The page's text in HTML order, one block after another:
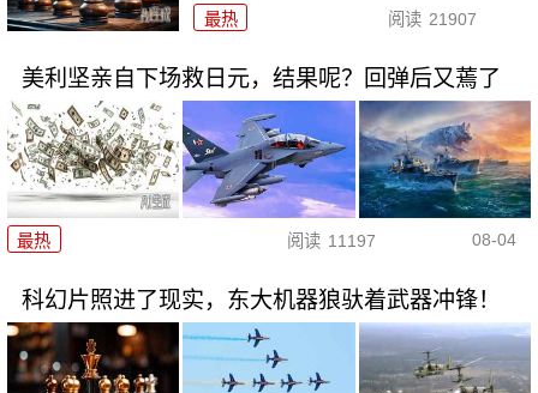
最热 阅读 21907
美利坚亲自下场救日元，结果呢？回弹后又蔫了
最热 阅读 11197 08-04
科幻片照进了现实，东大机器狼驮着武器冲锋！